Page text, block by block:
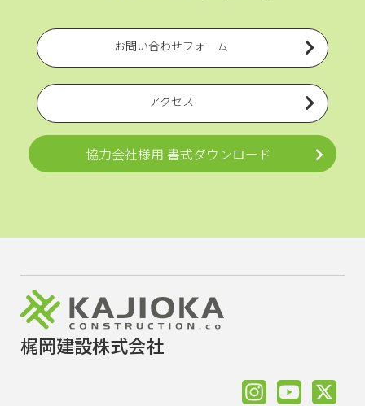
お問い合わせフォーム
アクセス
協力会社様用 書式ダウンロード
梶岡建設株式会社